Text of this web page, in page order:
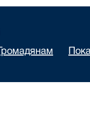
Громадянам